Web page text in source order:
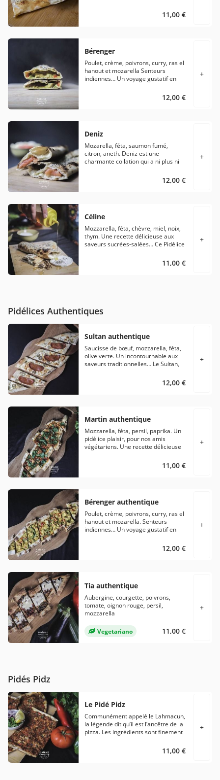
turc et un fromage français. Le tout
11,00 €
Bérenger
Poulet, crème, poivrons, curry, ras el
hanout et mozarella Senteurs
indiennes… Un voyage gustatif en
de poulet rôti garni de ses lamelles
de poivron mariné au curry et Ras El
12,00 €
+
Deniz
Mozarella, féta, saumon fumé,
citron, aneth. Deniz est une
charmante collation qui a ni plus ni
croustillante et moelleuse recèle de
garni de crème, de Mozzarella et de
12,00 €
+
Céline
Mozzarella, féta, chèvre, miel, noix,
thym. Une recette délicieuse aux
saveurs sucrées-salées… Ce Pidélice
ses trois fromages, Mozzarella, fêta
11,00 €
+
Pidélices Authentiques
Sultan authentique
Saucisse de bœuf, mozzarella, féta,
olive verte. Un incontournable aux
saveurs traditionnelles… Le Sultan,
des recettes traditionnelles mêlant
différentes saveurs du bassin
accompagné de mozzarella et de
12,00 €
+
Martin authentique
Mozzarella, féta, persil, paprika. Un
pidélice plaisir, pour nos amis
végétariens. Une recette délicieuse
11,00 €
+
Bérenger authentique
Poulet, crème, poivrons, curry, ras el
hanout et mozarella. Senteurs
indiennes… Un voyage gustatif en
de poulet rôti garni de ses lamelles
de poivron mariné au curry et Ras El
12,00 €
+
Tia authentique
Aubergine, courgette, poivrons,
tomate, oignon rouge, persil,
mozzarella
Vegetariano 11,00 €
+
Pidés Pidz
Le Pidé Pidz
Communément appelé le Lahmacun,
la légende dit qu’il est l’ancêtre de la
pizza. Les ingrédients sont finement
finesse de pâte qui croustille plus
encore. Rajoutez persil et oignon,
11,00 €
+